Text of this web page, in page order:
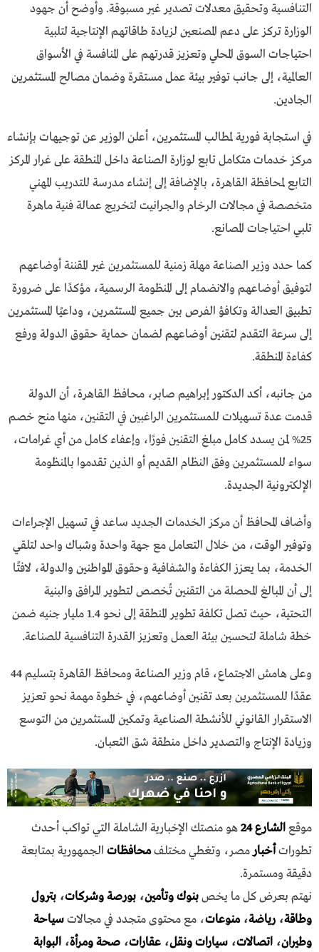
التنافسية وتحقيق معدلات تصدير غير مسبوقة. وأوضح أن جهود
الوزارة تركز على دعم المصنعين لزيادة طاقاتهم الإنتاجية لتلبية
احتياجات السوق المحلي وتعزيز قدرتهم على المنافسة في الأسواق
العالمية، إلى جانب توفير بيئة عمل مستقرة وضمان مصالح المستثمرين
الجادين.
في استجابة فورية لمطالب المستثمرين، أعلن الوزير عن توجيهات بإنشاء
مركز خدمات متكامل تابع لوزارة الصناعة داخل المنطقة على غرار المركز
التابع لمحافظة القاهرة، بالإضافة إلى إنشاء مدرسة للتدريب المهني
متخصصة في مجالات الرخام والجرانيت لتخريج عمالة فنية ماهرة
تلبي احتياجات المصانع.
كما حدد وزير الصناعة مهلة زمنية للمستثمرين غير المقننة أوضاعهم
لتوفيق أوضاعهم والانضمام إلى المنظومة الرسمية، مؤكدًا على ضرورة
تطبيق العدالة وتكافؤ الفرص بين جميع المستثمرين، وداعيًا المستثمرين
إلى سرعة التقدم لتقنين أوضاعهم لضمان حماية حقوق الدولة ورفع
كفاءة المنطقة.
من جانبه، أكد الدكتور إبراهيم صابر، محافظ القاهرة، أن الدولة
قدمت عدة تسهيلات للمستثمرين الراغبين في التقنين، منها منح خصم
25% لمن يسدد كامل مبلغ التقنين فورًا، وإعفاء كامل من أي غرامات،
سواء للمستثمرين وفق النظام القديم أو الذين تقدموا بالمنظومة
الإلكترونية الجديدة.
وأضاف المحافظ أن مركز الخدمات الجديد ساعد في تسهيل الإجراءات
وتوفير الوقت، من خلال التعامل مع جهة واحدة وشباك واحد لتلقي
الخدمة، بما يعزز الكفاءة والشفافية وحقوق المواطنين والدولة، لافتًا
إلى أن المبالغ المحصلة من التقنين تُخصص لتطوير المرافق والبنية
التحتية، حيث تصل تكلفة تطوير المنطقة إلى نحو 1.4 مليار جنيه ضمن
خطة شاملة لتحسين بيئة العمل وتعزيز القدرة التنافسية للصناعة.
وعلى هامش الاجتماع، قام وزير الصناعة ومحافظ القاهرة بتسليم 44
عقدًا للمستثمرين بعد تقنين أوضاعهم، في خطوة مهمة نحو تعزيز
الاستقرار القانوني للأنشطة الصناعية وتمكين المستثمرين من التوسع
وزيادة الإنتاج والتصدير داخل منطقة شق الثعبان.
موقعالشارع 24
هو منصتك الإخبارية الشاملة التي تواكب أحدث
تطوراتأخبار مصر، وتغطي مختلفمحافظات الجمهورية بمتابعة
دقيقة ومستمرة.
نهتم بعرض كل ما يخصبنوك وتأمين، بورصة وشركات، بترول
وطاقة، رياضة،منوعات، مع محتوى متجدد في مجالاتسياحة
وطيران، اتصالات، سيارات ونقل، عقارات، صحة ومرأة، البوابة